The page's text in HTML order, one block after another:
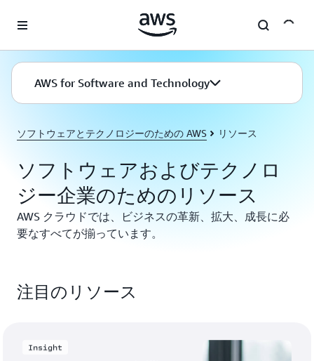
AWS for Software and Technology
ソフトウェアとテクノロジーのための AWS リソース
ソフトウェアおよびテクノロ
ジー企業のためのリソース
AWS クラウドでは、ビジネスの革新、拡大、成長に必
要なすべてが揃っています。
注目のリソース
Insight